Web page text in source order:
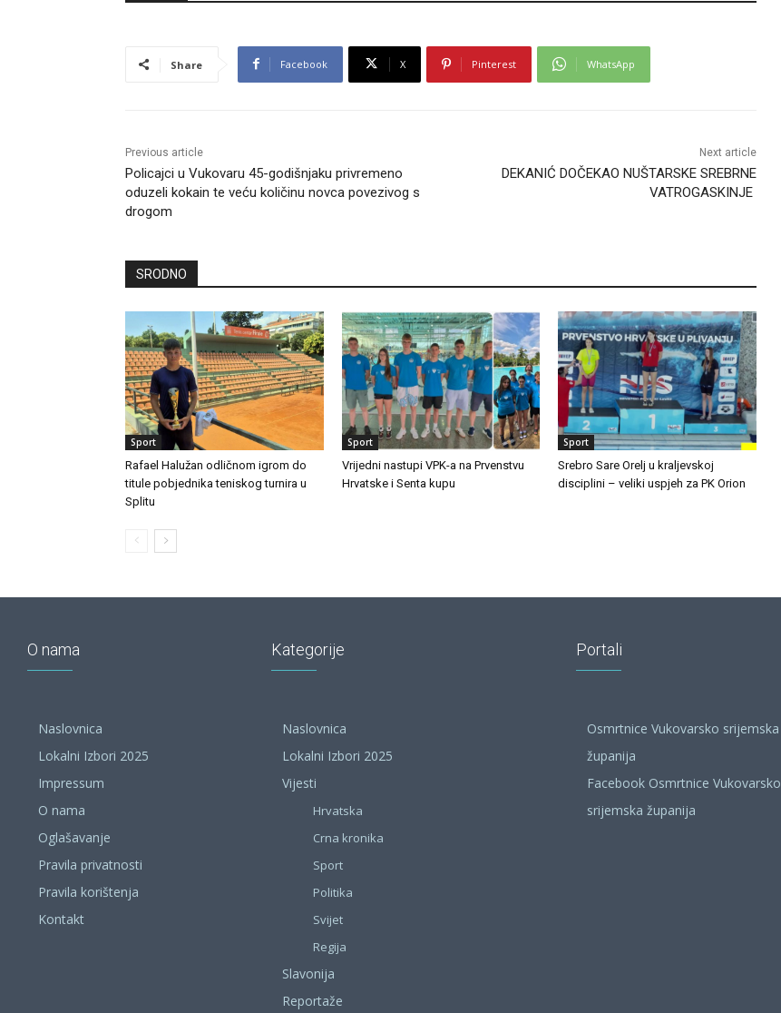
Share Facebook X Pinterest WhatsApp
Previous article
Policajci u Vukovaru 45-godišnjaku privremeno
oduzeli kokain te veću količinu novca povezivog s
drogom
Next article
DEKANIĆ DOČEKAO NUŠTARSKE SREBRNE
VATROGASKINJE
SRODNO
Sport
Rafael Halužan odličnom igrom do
titule pobjednika teniskog turnira u
Splitu
Sport
Vrijedni nastupi VPK-a na Prvenstvu
Hrvatske i Senta kupu
Sport
Srebro Sare Orelj u kraljevskoj
disciplini – veliki uspjeh za PK Orion
O nama
Naslovnica
Lokalni Izbori 2025
Impressum
O nama
Oglašavanje
Pravila privatnosti
Pravila korištenja
Kontakt
Kategorije
Naslovnica
Lokalni Izbori 2025
Vijesti
Hrvatska
Crna kronika
Sport
Politika
Svijet
Regija
Slavonija
Reportaže
Portali
Osmrtnice Vukovarsko srijemska
županija
Facebook Osmrtnice Vukovarsko
srijemska županija